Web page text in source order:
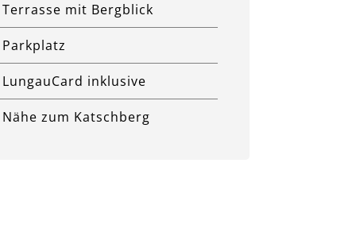
mit Bergblick
inklusive
zum Katschberg